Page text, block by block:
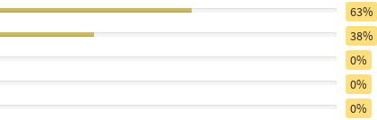
63% 63%
38% 38%
0%
0%
0%